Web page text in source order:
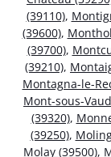
(39110),
(39600),
(39700),
(39210),
Montagna-le-
Mont-sous-
(39320),
(39250),
Molay (39500),